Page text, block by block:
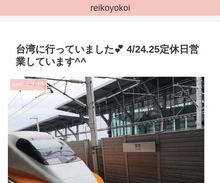
reikoyokoi
台湾に行っていました💕 4/24.25定休日営
業しています^^
bonton.ブログ